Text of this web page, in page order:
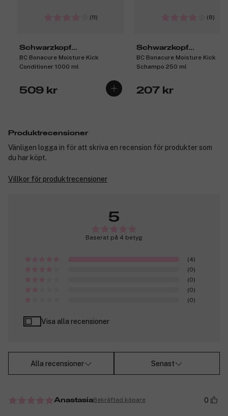
(11)
Schwarzkopf
Professional
BC Bonacure Moisture Kick
Conditioner 1000 ml
509 kr
(8)
Schwarzkopf
Professional
BC Bonacure Moisture Kick
Schampo 250 ml
207 kr
Produktrecensioner
Vänligen logga in för att skriva en recension för produkter som
du har köpt.
Villkor för produktrecensioner
5
Baserat på 4 betyg
(4)
(0)
(0)
(0)
(0)
Visa alla recensioner
Alla recensioner Senast
AnastasiaBekräftad köpare 0